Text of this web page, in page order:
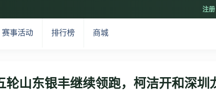
注册
赛事活动 排行榜 商城
山东银丰继续领跑，柯洁开和深圳